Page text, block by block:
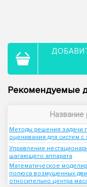
Рекомендуемые
Название
Методы решения задачи
оценивания для систем
Управление
шагающего аппарата
Математическое
полюса возмущенных
относительно центра